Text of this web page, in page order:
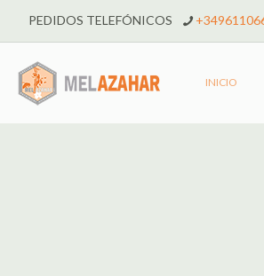
PEDIDOS TELEFÓNICOS
INICIO